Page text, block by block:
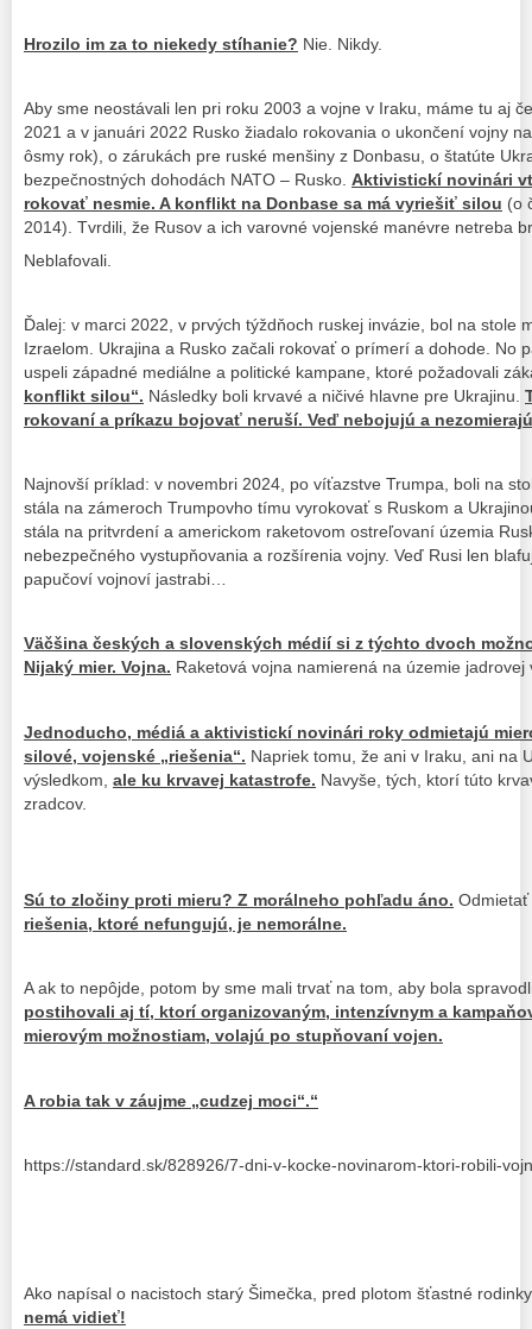
Hrozilo im za to niekedy stíhanie? Nie. Nikdy.
Aby sme neostávali len pri roku 2003 a vojne v Iraku, máme tu aj
2021 a v januári 2022 Rusko žiadalo rokovania o ukončení vojny
ôsmy rok), o zárukách pre ruské menšiny z Donbasu, o štatúte
bezpečnostných dohodách NATO – Rusko. Aktivistickí novinári
rokovať nesmie. A konflikt na Donbase sa má vyriešiť silou (o
2014). Tvrdili, že Rusov a ich varovné vojenské manévre netreba
Neblafovali.
Ďalej: v marci 2022, v prvých týždňoch ruskej invázie, bol na stole
Izraelom. Ukrajina a Rusko začali rokovať o prímerí a dohode. No
uspeli západné mediálne a politické kampane, ktoré požadovali
konflikt silou“. Následky boli krvavé a ničivé hlavne pre Ukrajinu.
rokovaní a príkazu bojovať neruší. Veď nebojujú a
Najnovší príklad: v novembri 2024, po víťazstve Trumpa, boli na
stála na zámeroch Trumpovho tímu vyrokovať s Ruskom a
stála na pritvrdení a americkom raketovom ostreľovaní územia
nebezpečného vystupňovania a rozšírenia vojny. Veď Rusi len
papučoví vojnoví jastrabi…
Väčšina českých a slovenských médií si z týchto dvoch
Nijaký mier. Vojna. Raketová vojna namierená na územie
Jednoducho, médiá a aktivistickí novinári roky odmietajú
silové, vojenské „riešenia“. Napriek tomu, že ani v Iraku, ani na
výsledkom, ale ku krvavej katastrofe. Navyše, tých, ktorí túto
zradcov.
Sú to zločiny proti mieru? Z morálneho pohľadu áno.
riešenia, ktoré nefungujú, je nemorálne.
A ak to nepôjde, potom by sme mali trvať na tom, aby bola
postihovali aj tí, ktorí organizovaným, intenzívnym a
mierovým možnostiam, volajú po stupňovaní vojen.
A robia tak v záujme „cudzej moci“.“
https://standard.sk/828926/7-dni-v-kocke-novinarom-ktori-robili-
Ako napísal o nacistoch starý Šimečka, pred plotom šťastné
nemá vidieť!